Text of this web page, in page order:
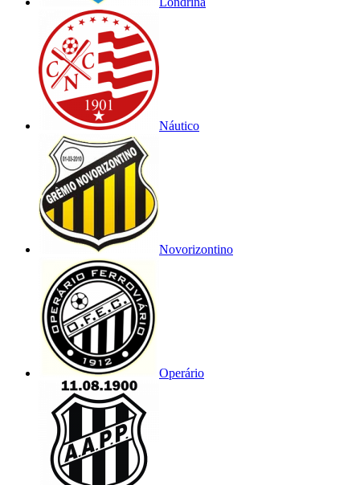
Náutico
Novorizontino
Operário